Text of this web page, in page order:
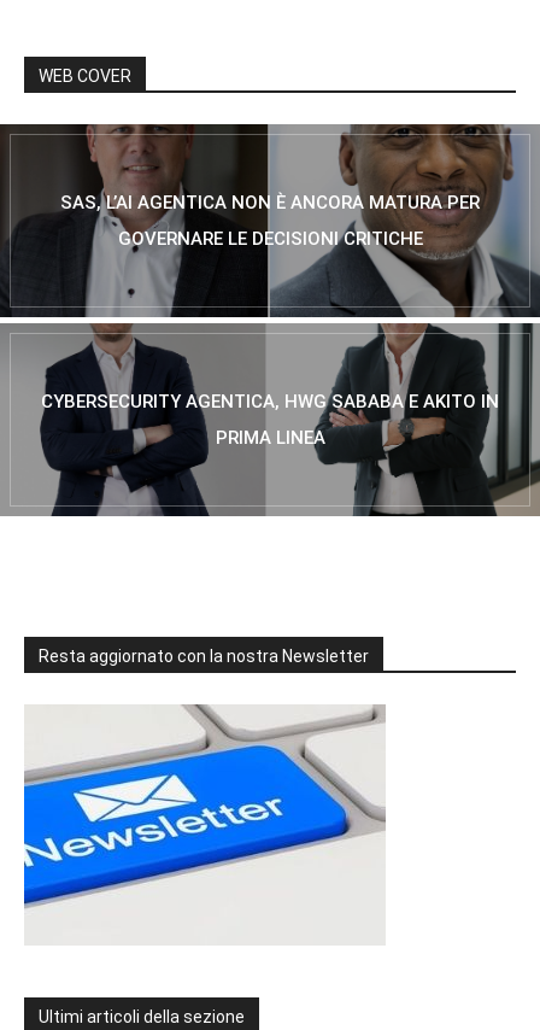
WEB COVER
SAS, L’AI AGENTICA NON È ANCORA MATURA PER
GOVERNARE LE DECISIONI CRITICHE
CYBERSECURITY AGENTICA, HWG SABABA E AKITO IN
PRIMA LINEA
Resta aggiornato con la nostra Newsletter
Ultimi articoli della sezione